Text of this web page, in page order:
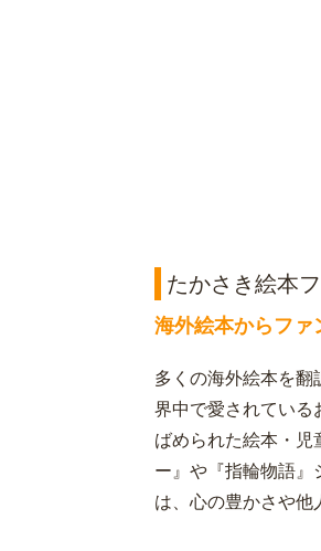
たかさき絵本
海外絵本からファ
多くの海外絵本を翻
界中で愛されている
ばめられた絵本・児
ー』や『指輪物語』
は、心の豊かさや他